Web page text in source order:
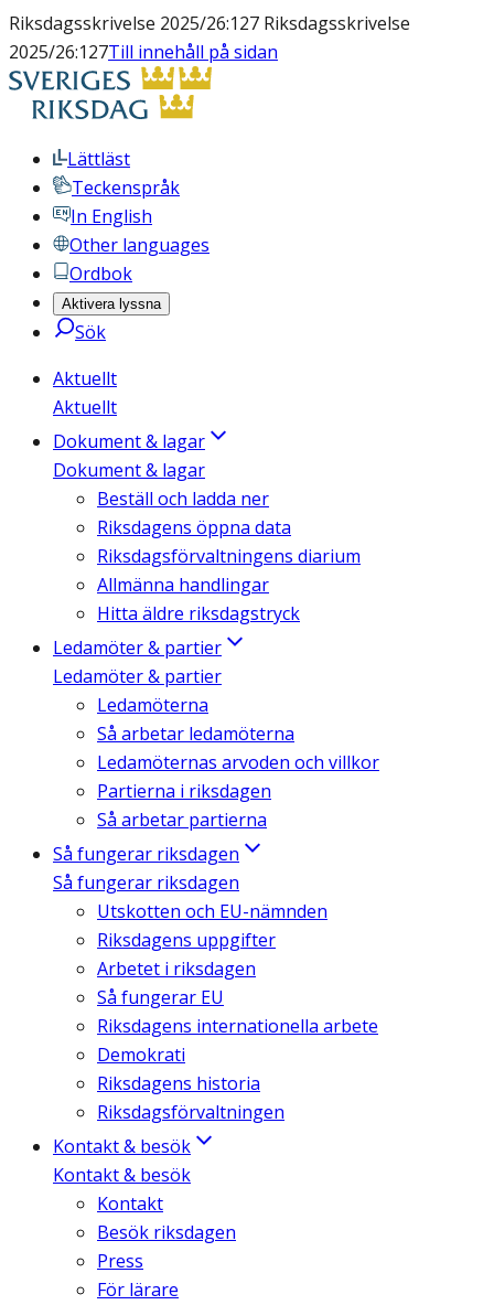
Riksdagsskrivelse 2025/26:127 Riksdagsskrivelse
2025/26:127Till innehåll på sidan
Lättläst
Teckenspråk
In English
Other languages
Ordbok
Aktivera lyssna
Sök
Aktuellt
Aktuellt
Dokument & lagar
Dokument & lagar
Beställ och ladda ner
Riksdagens öppna data
Riksdagsförvaltningens diarium
Allmänna handlingar
Hitta äldre riksdagstryck
Ledamöter & partier
Ledamöter & partier
Ledamöterna
Så arbetar ledamöterna
Ledamöternas arvoden och villkor
Partierna i riksdagen
Så arbetar partierna
Så fungerar riksdagen
Så fungerar riksdagen
Utskotten och EU-nämnden
Riksdagens uppgifter
Arbetet i riksdagen
Så fungerar EU
Riksdagens internationella arbete
Demokrati
Riksdagens historia
Riksdagsförvaltningen
Kontakt & besök
Kontakt & besök
Kontakt
Besök riksdagen
Press
För lärare